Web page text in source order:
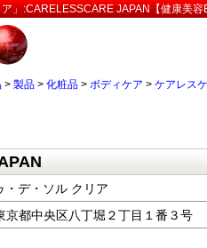
」:CARELESSCARE JAPAN【健康美容
> 製品 > 化粧品 > ボディケア > ケアレス
・デ・ソル クリア
都中央区八丁堀２丁目１番３号